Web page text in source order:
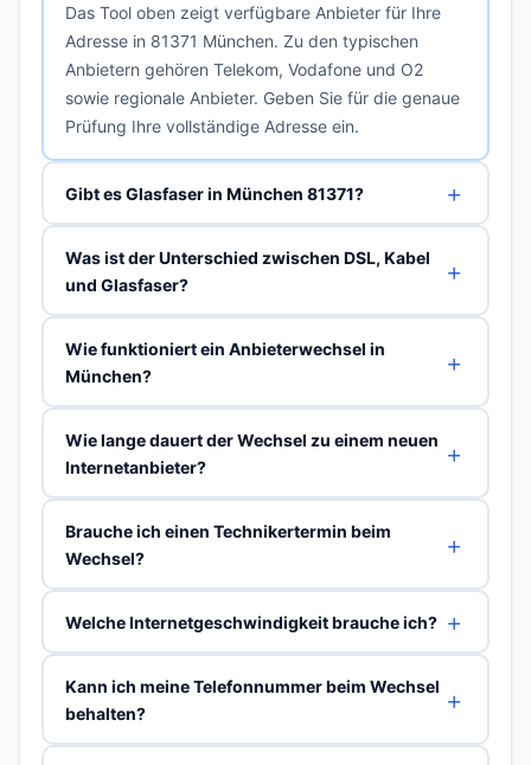
Das Tool oben zeigt verfügbare Anbieter für Ihre
Adresse in 81371 München. Zu den typischen
Anbietern gehören Telekom, Vodafone und O2
sowie regionale Anbieter. Geben Sie für die genaue
Prüfung Ihre vollständige Adresse ein.
Gibt es Glasfaser in München 81371?
Was ist der Unterschied zwischen DSL, Kabel
und Glasfaser?
Wie funktioniert ein Anbieterwechsel in
München?
Wie lange dauert der Wechsel zu einem neuen
Internetanbieter?
Brauche ich einen Technikertermin beim
Wechsel?
Welche Internetgeschwindigkeit brauche ich?
Kann ich meine Telefonnummer beim Wechsel
behalten?